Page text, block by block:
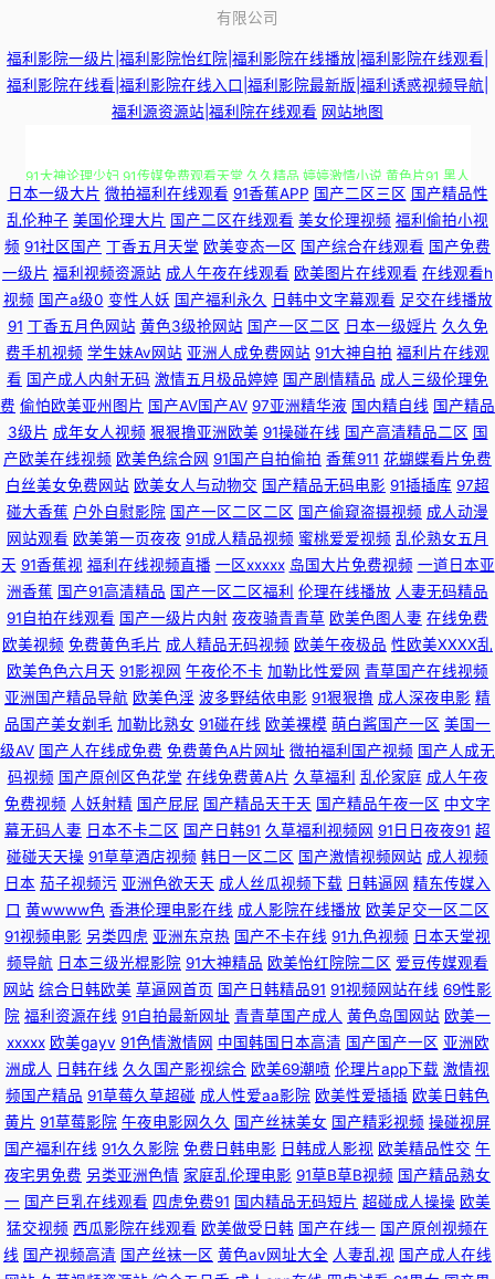
有限公司
福利影院一级片|福利影院怡红院|福利影院在线播放|福利影院在线观看|
福利影院在线看|福利影院在线入口|福利影院最新版|福利诱惑视频导航|
福利源资源站|福利院在线观看 网站地图
性爱欧美日韩网页 玖玖资源综合楼 久久精品AV电影 男人看片网站AV 欧美大
站一区 国产日韩在 麻豆九十一看片 欧美日韩亚洲色色 丝袜女同 香蕉视频黄
车震 91n免费在线视频 豆花祝频 91黄色探花视频 91麻豆人妻有码中出 日韩
AV资源在线共享 91精选国产 中日韩欧美aa黄色片 91丝瓜视频免费导航
www第一久久 东方操逼网 国产成人综合在线 九色入口 九九热视 黑丝美女
自慰网站 女忧在线观看 欧美日韩午夜福利影院 人人干16p 婷婷午夜 亚洲成
v∧ 香蕉视频色片 夜夜女人国产精品 性福女优丝袜 亚洲色一色 亚州色呦呦
呦 中文字幕人妻一区二区 伊人成人色网 夜先锋女人AV资源 伊人久久五月 91
传媒国产吴梦梦 1024自拍网 综合色色亭亭 综合欧美后入 91福利导航青青草
传媒在线播放 91干看片逼爽爽淫绳子 91麻豆人妻有码中出 91精品视频网 91
美女足交 91视频网站 91色图 国产激情看片在线一区 九九国产精 日韩无码成
人网址 色综合国产成人 在线AA成人色网 亚洲精品国产成人 91成人天蚕 91
狼人社在线 91熟妇视频 91青娱乐在线国产 91精品孕妇系列 91传媒免费网站
91黑丝射 91九九主播 91麻豆精品久久蜜臀 91老熟女视频 91科阴 91社区免
费在线 91青青搞 91人妻人人操人人 91人人艹逼 91黑料在线视频黑丝 91网
站免費观看 91熊猫免费看黄 91熟女视领 91蜜桃破解版 91呦呦在线观看 91
祝频 97超踫香蕉久久 91伊人国产在线 阿v免费在线观看 爱豆传媒剧情MV色
哟 丰满熟妇大乳做爰视频 国产精品韩 久久国产精品嫩草 久久黄色片 久久国
产高潮久久 91精品大神 91视频福利网 91香蕉黄 91视频首页入口在线观看
日本一级大片 微拍福利在线观看 91香蕉APP 国产二区三区 国产精品性
乱伦种子 美国伦理大片 国产二区在线观看 美女伦理视频 福利偷拍小视
频 91社区国产 丁香五月天堂 欧美变态一区 国产综合在线观看 国产免费
一级片 福利视频资源站 成人午夜在线观看 欧美图片在线观看 在线观看h
视频 国产a级0 变性人妖 国产福利永久 日韩中文字幕观看 足交在线播放
91 丁香五月色网站 黄色3级抢网站 国产一区二区 日本一级婬片 久久免
费手机视频 学生妹Av网站 亚洲人成免费网站 91大神自拍 福利片在线观
看 国产成人内射无码 激情五月极品婷婷 国产剧情精品 成人三级伦理免
费 偷怕欧美亚州图片 国产AV国产AV 97亚洲精华液 国内精自线 国产精品
3级片 成年女人视频 狠狠撸亚洲欧美 91操碰在线 国产高清精品二区 国
产欧美在线视频 欧美色综合网 91国产自拍偷拍 香蕉911 花蝴蝶看片免费
白丝美女免费网站 欧美女人与动物交 国产精品无码电影 91插插库 97超
碰大香蕉 户外自慰影院 国产一区二区二区 国产偷窥盗摄视频 成人动漫
网站观看 欧美第一页夜夜 91成人精品视频 蜜桃爱爱视频 乱伦熟女五月
天 91香蕉视 福利在线视频直播 一区xxxxx 岛国大片免费视频 一道日本亚
洲香蕉 国产91高清精品 国产一区二区福利 伦理在线播放 人妻无码精品
91自拍在线观看 国产一级片内射 夜夜骑青青草 欧美色图人妻 在线免费
欧美视频 免费黄色毛片 成人精品无码视频 欧美午夜极品 性欧美ⅩⅩⅩⅩ乱
欧美色色六月天 91影视网 午夜伦不卡 加勒比性爱网 青草国产在线视频
亚洲国产精品导航 欧美色淫 波多野结依电影 91狠狠撸 成人深夜电影 精
品国产美女剃毛 加勒比熟女 91碰在线 欧美裸模 萌白酱国产一区 美国一
级AV 国产人在线成免费 免费黄色A片网址 微拍福利国产视频 国产人成无
码视频 国产原创区色花堂 在线免费黄A片 久草福利 乱伦家庭 成人午夜
免费视频 人妖射精 国产屁屁 国产精品天干天 国产精品午夜一区 中文字
幕无码人妻 日本不卡二区 国产日韩91 久草福利视频网 91日日夜夜91 超
碰碰天天操 91草草酒店视频 韩日一区二区 国产激情视频网站 成人视频
日本 茄子视频污 亚洲色欲天天 成人丝瓜视频下载 日韩逼网 精东传媒入
口 黄wwww色 香港伦理电影在线 成人影院在线播放 欧美足交一区二区
91视频电影 另类四虎 亚洲东京热 国产不卡在线 91九色视频 日本天堂视
频导航 日本三级光棍影院 91大神精品 欧美怡红院院二区 爱豆传媒观看
网站 综合日韩欧美 草逼网首页 国产日韩精品91 91视频网站在线 69性影
院 福利资源在线 91自拍最新网址 青青草国产成人 黄色岛国网站 欧美一
xxxxx 欧美gayv 91色情激情网 中国韩国日本高清 国产国产一区 亚洲欧
洲成人
日韩在线 久久国产影视综合 欧美69潮喷 伦理片app下载 激情视
频国产精品 91草莓久草超碰 成人性爱aa影院 欧美性爱插插 欧美日韩色
黄片 91草莓影院 午夜电影网久久 国产丝袜美女 国产精彩视频 操碰视屏
国产福利在线 91久久影院 免费日韩电影 日韩成人影视 欧美精品性交 午
夜宅男免费 另类亚洲色情 家庭乱伦理电影 91草B草B视频 国产精品熟女
一 国产巨乳在线观看 四虎免费91 国内精品无码短片 超碰成人操操 欧美
猛交视频 西瓜影院在线观看 欧美做受日韩 国产在线一 国产原创视频在
线 国产视频高清 国产丝袜一区 黄色av网址大全 人妻乱视 国产成人在线